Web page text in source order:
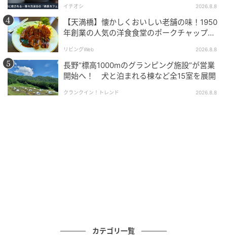
イチオシ 2026.8.8
【天満橋】懐かしくおいしい老舗の味！1950
年創業の人気の洋食食堂のポークチャップ！
リビングWeb 2026.8.8
長野“標高1000mのグランピング施設”が営業
開始へ！ 犬と泊まれる棟など全15室を展開
クランクイン！トレンド 2026.8.8
カテゴリ一覧